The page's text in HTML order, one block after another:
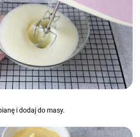
i dodaj do masy.